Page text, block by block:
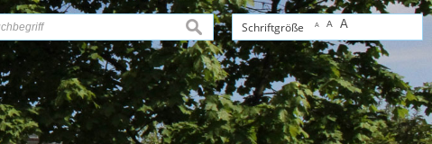
Schriftgröße A A A
suchen